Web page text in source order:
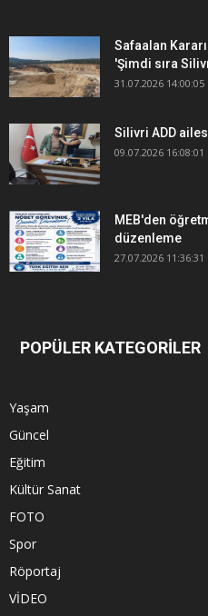
Safaalan
'Şimdi sıra
31.07.2026 14:00:05
Silivri ADD
09.07.2026 16:08:01
MEB'den
düzenleme
27.07.2026 11:36:31
POPÜLER KATEGORİLER
Yaşam
Güncel
Eğitim
Kültür Sanat
FOTO
Spor
Röportaj
VİDEO